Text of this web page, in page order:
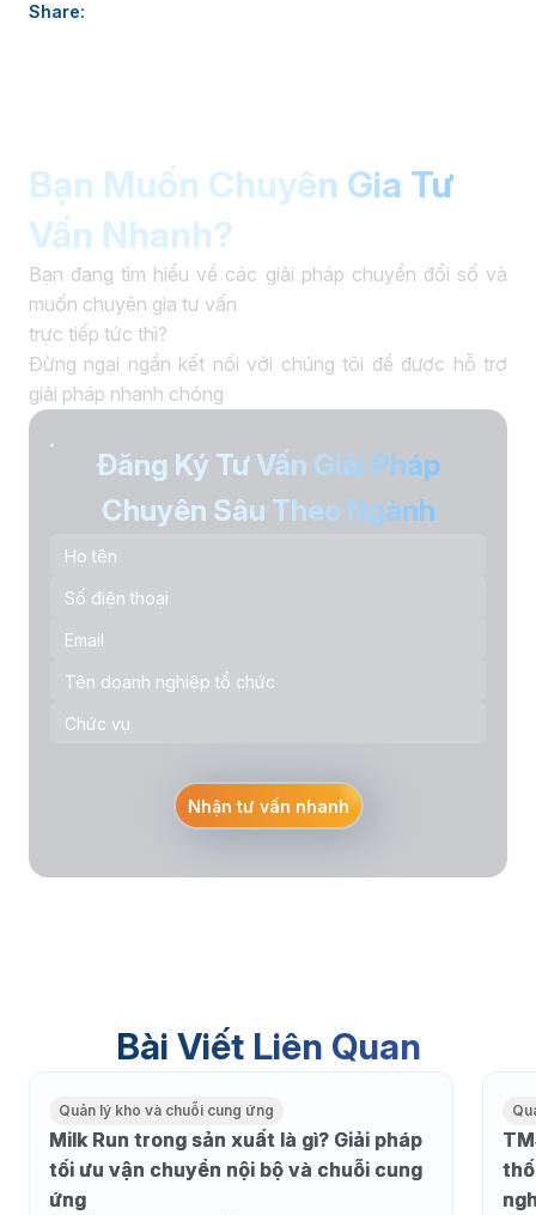
kết nối đội ngũ với định hướng chiến lược của Ban lãnh đạo.
Share:
Bạn Muốn Chuyên Gia Tư
Vấn Nhanh?
Bạn đang tìm hiểu về các giải pháp chuyển đổi số và
muốn chuyên gia tư vấn
trực tiếp tức thì?
Đừng ngại ngần kết nối với chúng tôi để được hỗ trợ
giải pháp nhanh chóng
Đăng Ký Tư Vấn Giải Pháp
Chuyên Sâu Theo Ngành
Nhận tư vấn nhanh
Bài Viết Liên Quan
Quản lý kho và chuỗi cung ứng
Milk Run trong sản xuất là gì? Giải pháp
tối ưu vận chuyển nội bộ và chuỗi cung
ứng